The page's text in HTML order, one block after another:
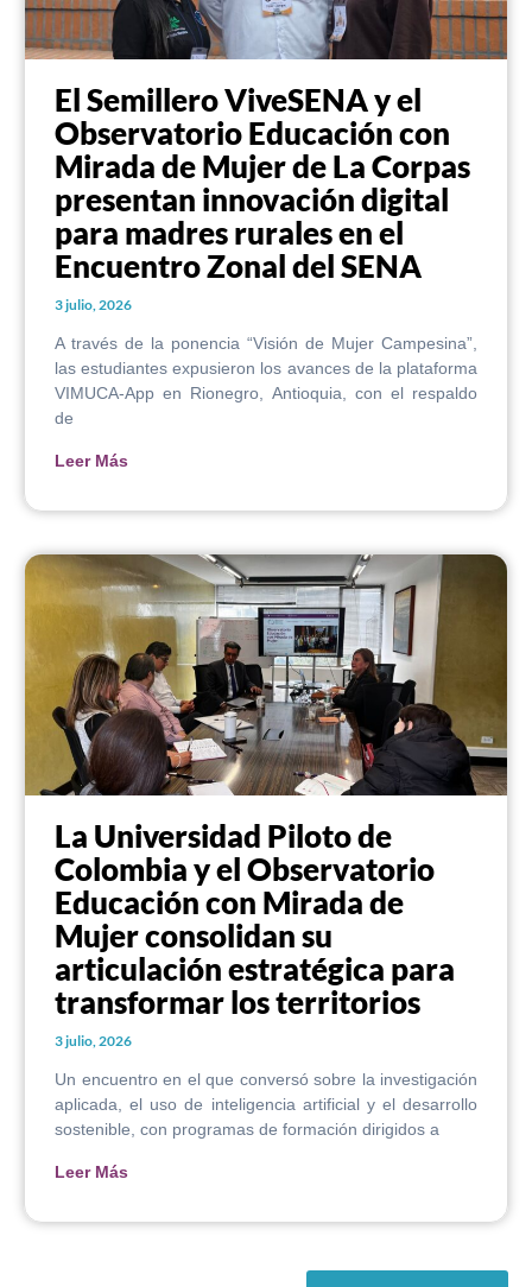
El Semillero ViveSENA y el
Observatorio Educación con
Mirada de Mujer de La Corpas
presentan innovación digital
para madres rurales en el
Encuentro Zonal del SENA
3 julio, 2026
A través de la ponencia “Visión de Mujer Campesina”,
las estudiantes expusieron los avances de la plataforma
VIMUCA-App en Rionegro, Antioquia, con el respaldo
de
Leer Más
La Universidad Piloto de
Colombia y el Observatorio
Educación con Mirada de
Mujer consolidan su
articulación estratégica para
transformar los territorios
3 julio, 2026
Un encuentro en el que conversó sobre la investigación
aplicada, el uso de inteligencia artificial y el desarrollo
sostenible, con programas de formación dirigidos a
Leer Más